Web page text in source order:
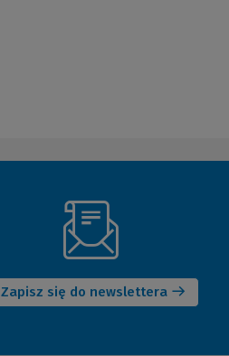
Zapisz się do newslettera
okno)